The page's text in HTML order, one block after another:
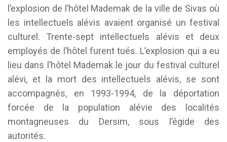
l’explosion de l’hôtel Mademak de la ville de Sivas où
les intellectuels alévis avaient organisé un festival
culturel. Trente-sept intellectuels alévis et deux
employés de l’hôtel furent tués. L’explosion qui a eu
lieu dans l’hôtel Mademak le jour du festival culturel
alévi, et la mort des intellectuels alévis, se sont
accompagnés, en 1993-1994, de la déportation
forcée de la population alévie des localités
montagneuses du Dersim, sous l’égide des
autorités.